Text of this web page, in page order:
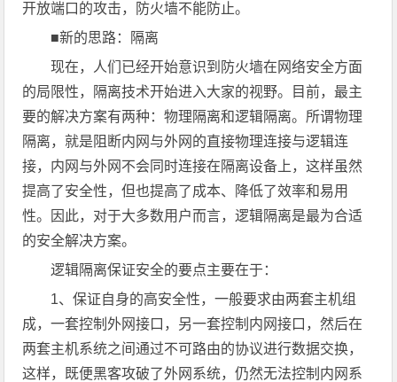
开放端口的攻击，防火墙不能防止。
■新的思路：隔离
现在，人们已经开始意识到防火墙在网络安全方面
的局限性，隔离技术开始进入大家的视野。目前，最主
要的解决方案有两种：物理隔离和逻辑隔离。所谓物理
隔离，就是阻断内网与外网的直接物理连接与逻辑连
接，内网与外网不会同时连接在隔离设备上，这样虽然
提高了安全性，但也提高了成本、降低了效率和易用
性。因此，对于大多数用户而言，逻辑隔离是最为合适
的安全解决方案。
逻辑隔离保证安全的要点主要在于：
1、保证自身的高安全性，一般要求由两套主机组
成，一套控制外网接口，另一套控制内网接口，然后在
两套主机系统之间通过不可路由的协议进行数据交换，
这样，既便黑客攻破了外网系统，仍然无法控制内网系